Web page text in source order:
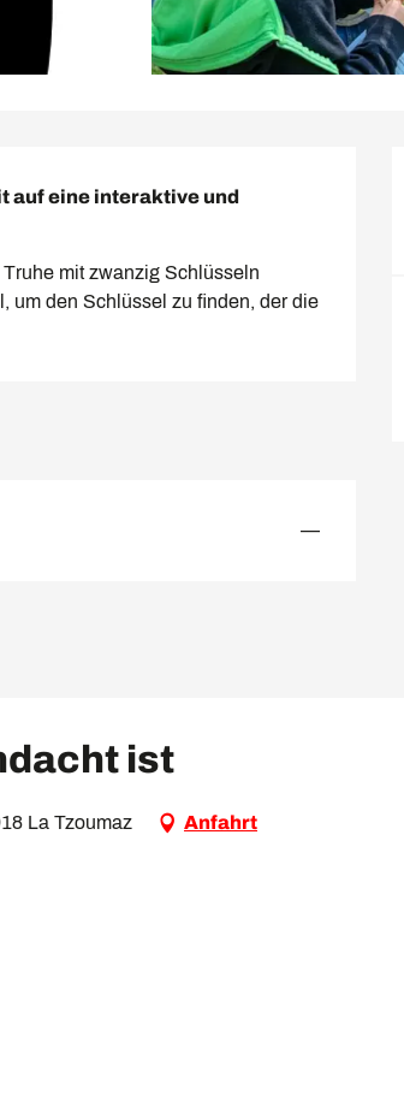
auf eine interaktive und
mit zwanzig Schlüsseln
um den Schlüssel zu finden, der die
—
ist
La Tzoumaz Anfahrt